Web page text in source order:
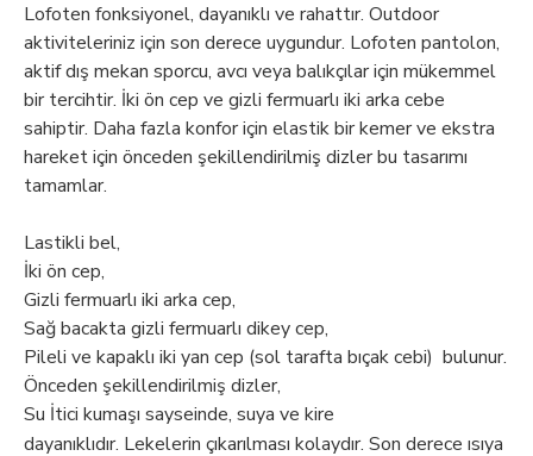
Lofoten fonksiyonel, dayanıklı ve rahattır. Outdoor
aktiviteleriniz için son derece uygundur. Lofoten pantolon,
aktif dış mekan sporcu, avcı veya balıkçılar için mükemmel
bir tercihtir. İki ön cep ve gizli fermuarlı iki arka cebe
sahiptir. Daha fazla konfor için elastik bir kemer ve ekstra
hareket için önceden şekillendirilmiş dizler bu tasarımı
tamamlar.
Lastikli bel,
İki ön cep,
Gizli fermuarlı iki arka cep,
Sağ bacakta gizli fermuarlı dikey cep,
Pileli ve kapaklı iki yan cep (sol tarafta bıçak cebi) bulunur.
Önceden şekillendirilmiş dizler,
Su İtici kumaşı sayseinde, suya ve kire
dayanıklıdır. Lekelerin çıkarılması kolaydır. Son derece ısıya